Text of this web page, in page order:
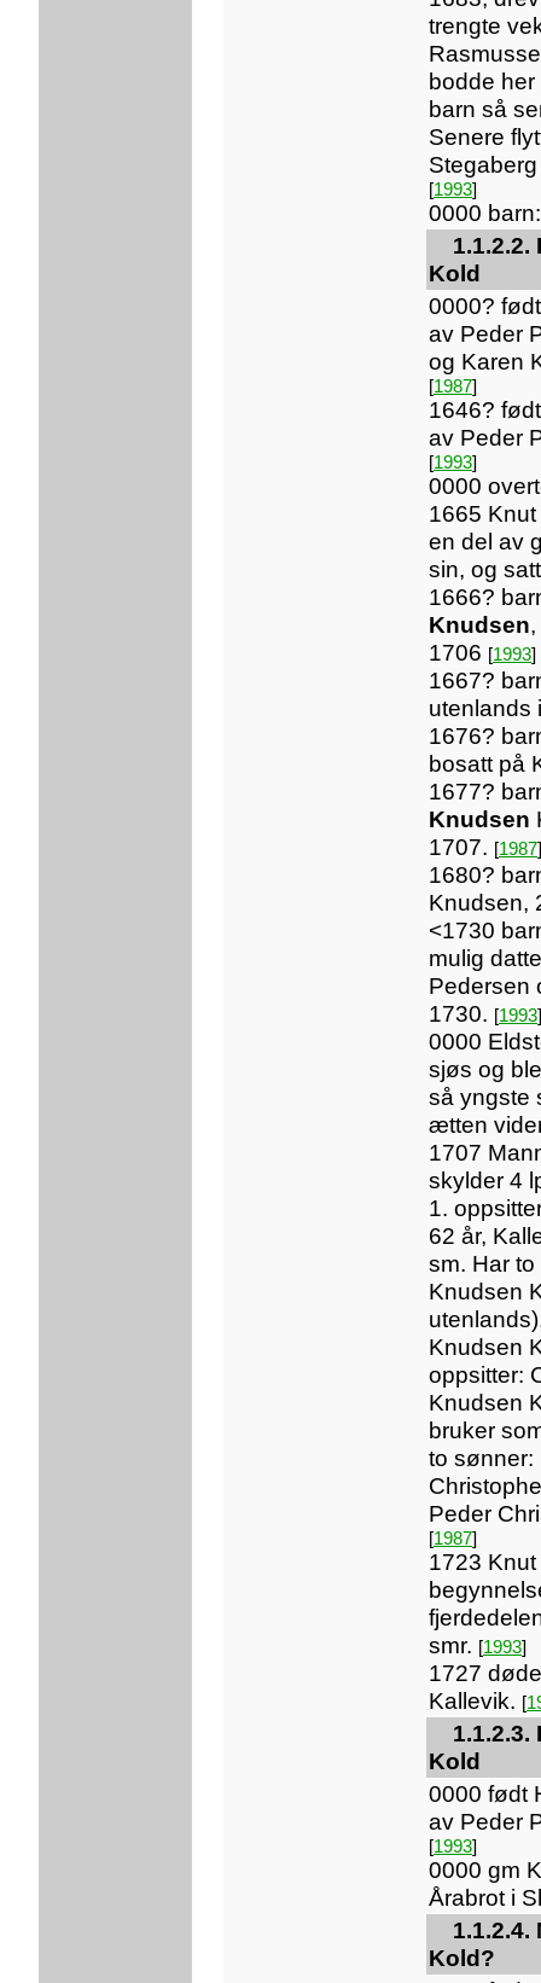
trengte
bodde
barn så
Senere
[1993]
0000
1.1.2.2.
Kold
0000?
av Peder
og Karen
[1987]
1646?
av Peder
[1993]
0000
1665
en del av
sin, og
1666?
Knudsen
1706 [1993]
1667?
utenlands
1676?
bosatt på
1677?
Knudsen
1707. [1987]
1680?
Knudsen,
<1730
mulig
Pedersen
1730. [1993]
0000
sjøs og
så yngste
ætten
1707
skylder 4
1.
62 år,
sm. Har
Knudsen
Knudsen
oppsitter:
Knudsen
bruker
to sønner:
Peder
[1987]
1723
smr. [1993]
1727
Kallevik. [
1.1.2.3.
Kold
0000 født
av Peder
[1993]
0000 gm
Årabrot i
1.1.2.4.
Kold?